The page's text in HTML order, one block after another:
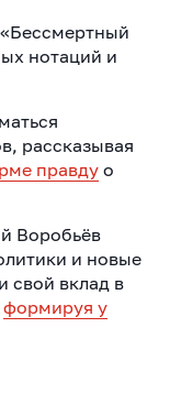
нотаций и
рассказывая
правдуо
Воробьёв
и новые
свой вклад в
формируя у